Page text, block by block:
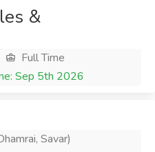
&
Full Time
Sep 5th 2026
Savar)